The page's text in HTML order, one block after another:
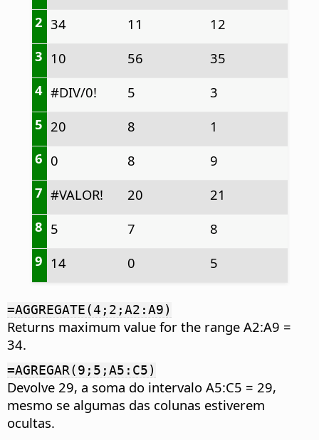
2 34 11
12
3 10 56
35
4 #DIV/0! 5
3
5 20 8
1
6 0 8
9
7 #VALOR! 20
21
8 5 7
8
9 14 0 5
=AGGREGATE(4;2;A2:A9)
Returns maximum value for the range A2:A9 =
34.
=AGREGAR(9;5;A5:C5)
Devolve 29, a soma do intervalo A5:C5 = 29,
mesmo se algumas das colunas estiverem
ocultas.